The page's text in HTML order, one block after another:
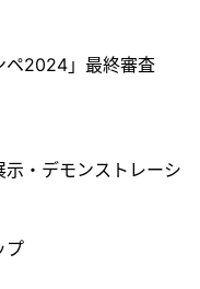
ペ2024」最終審査
示・デモンストレーシ
プ